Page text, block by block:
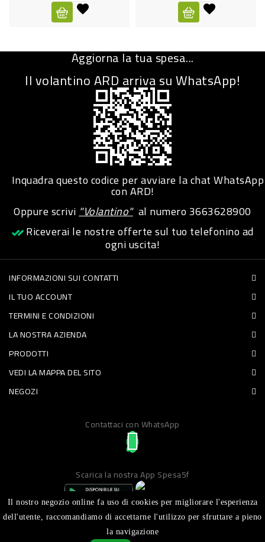
Il nostro negozio online fa uso di cookies per migliorare l'esperienza
dell'utente, raccomandiamo di accettarne l'utilizzo per sfruttare a pieno
la navigazione
SANITARI
IGIENE
PETS
ACCESSORI
PET
FOOD
FRESCHI
PIATTI
PRONTI
ORTOFRUTTA
UOVA
PANIFICI
Aggiorna la tua spesa...
Il volantino ARD arriva su WhatsApp!
Inquadra questo codice per avviare la chat WhatsApp
con ARD!
Oppure scrivi"Volantino"al numero3663628900
Riceverai le nostre offerte sul tuo telefonino ad
ogni uscita!
INFORMAZIONI SUI CONTATTI
IL TUO ACCOUNT
TERMINI E CONDIZIONI
LA NOSTRA AZIENDA
PRODOTTI
VEDI LA MAPPA DEL SITO
NEGOZI
Contattaci con WhatsApp
Scarica la nostra App Spesa5f
Realizzato da ICT S.R.L